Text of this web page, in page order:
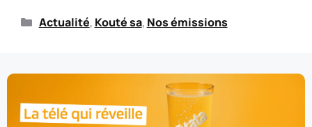
Actualité, Kouté sa, Nos émissions